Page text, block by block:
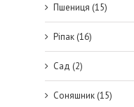
Пшениця (15)
Ріпак (16)
Сад (2)
Соняшник (15)